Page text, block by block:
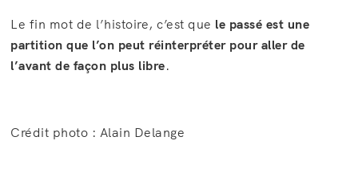
Le fin mot de l’histoire, c’est que le passé est une
partition que l’on peut réinterpréter pour aller de
l’avant de façon plus libre.
Crédit photo : Alain Delange